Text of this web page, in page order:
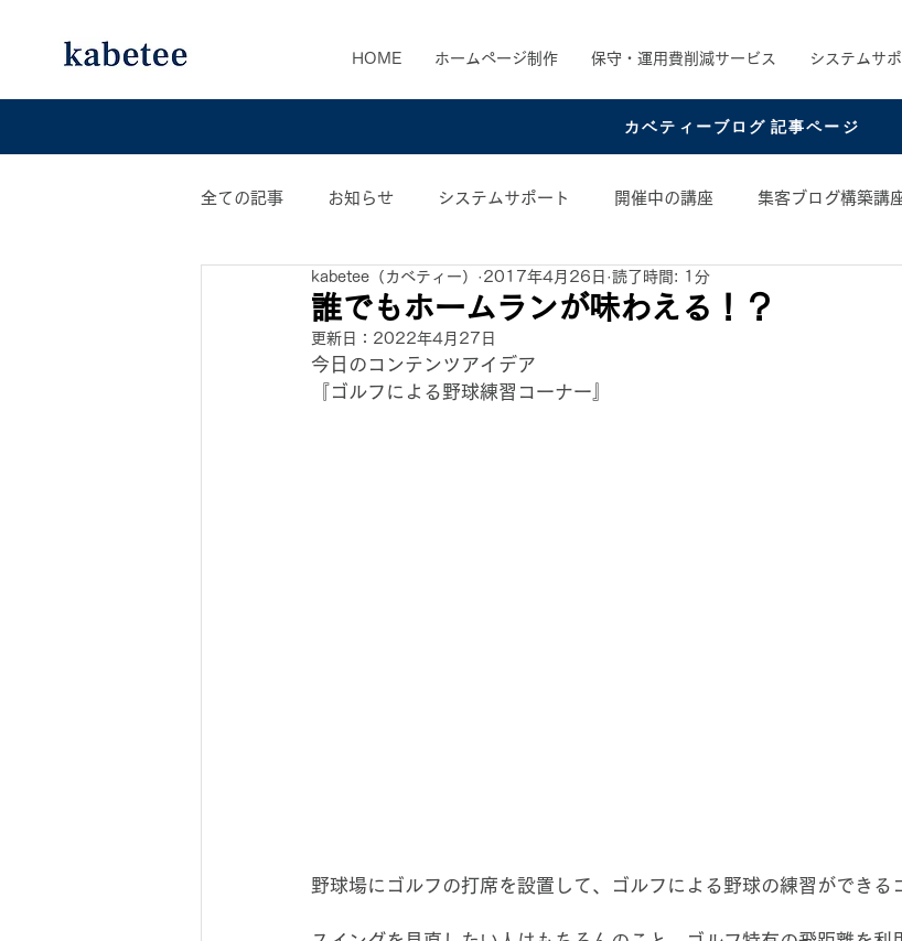
HOME ホームページ制作 保守・運用費削減サービス システムサ
カベティーブログ 記事ページ
全ての記事 お知らせ システムサポート 開催中の講座 集客ブログ構築講
カベティー業務日誌 おすすめ書籍 お役立ちコンテンツ
誰でもホームランが味わえる！？
kabetee（カベティー） 2017年4月26日 読了時間: 1分
更新日： 2022年4月27日
今日のコンテンツアイデア
『ゴルフによる野球練習コーナー』
野球場にゴルフの打席を設置して、ゴルフによる野球の練習ができる